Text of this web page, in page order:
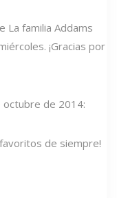
La familia Addams
¡Gracias por
octubre de 2014:
de siempre!